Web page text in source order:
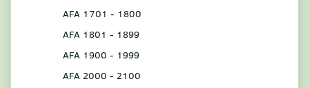
AFA 1701 - 1800
AFA 1801 - 1899
AFA 1900 - 1999
AFA 2000 - 2100